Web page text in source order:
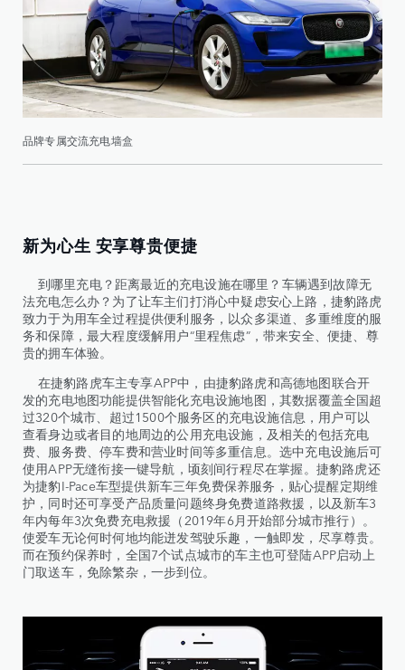
品牌专属交流充电墙盒
新为心生 安享尊贵便捷
到哪里充电？距离最近的充电设施在哪里？车辆遇到故障无
法充电怎么办？为了让车主们打消心中疑虑安心上路，捷豹路虎
致力于为用车全过程提供便利服务，以众多渠道、多重维度的服
务和保障，最大程度缓解用户“里程焦虑”，带来安全、便捷、尊
贵的拥车体验。
在捷豹路虎车主专享APP中，由捷豹路虎和高德地图联合开
发的充电地图功能提供智能化充电设施地图，其数据覆盖全国超
过320个城市、超过1500个服务区的充电设施信息，用户可以
查看身边或者目的地周边的公用充电设施，及相关的包括充电
费、服务费、停车费和营业时间等多重信息。选中充电设施后可
使用APP无缝衔接一键导航，顷刻间行程尽在掌握。捷豹路虎还
为捷豹I-Pace车型提供新车三年免费保养服务，贴心提醒定期维
护，同时还可享受产品质量问题终身免费道路救援，以及新车3
年内每年3次免费充电救援（2019年6月开始部分城市推行）。
使爱车无论何时何地均能迸发驾驶乐趣，一触即发，尽享尊贵。
而在预约保养时，全国7个试点城市的车主也可登陆APP启动上
门取送车，免除繁杂，一步到位。